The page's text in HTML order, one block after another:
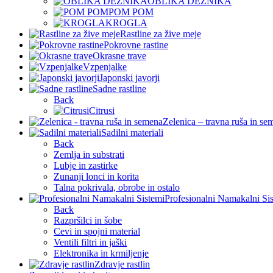
POM POM
KROGLA
Rastline za žive meje
Pokrovne rastine
Okrasne trave
Vzpenjalke
Japonski javorji
Sadne rastline
Back
Citrusi
Zelenica – travna ruša in
Sadilni materiali
Back
Zemlja in substrati
Lubje in zastirke
Zunanji lonci in korita
Talna pokrivala, obrobe in ostalo
Profesionalni Namakalni
Back
Razpršilci in šobe
Cevi in spojni material
Ventili filtri in jaški
Elektronika in krmiljenje
Zdravje rastlin